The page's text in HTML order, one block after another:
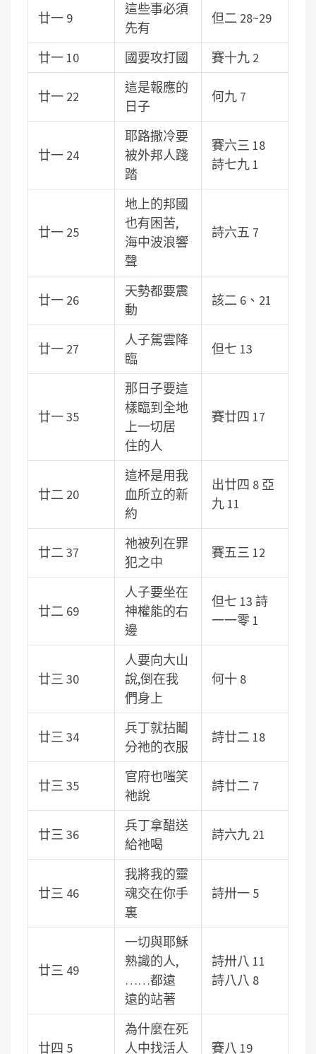
廿一 9
這些事必須
先有
但二 28~29
廿一 10 國要攻打國 賽十九 2
廿一 22
這是報應的
日子
何九 7
廿一 24
耶路撒冷要
被外邦人踐
踏
賽六三 18
詩七九 1
廿一 25
地上的邦國
也有困苦,
海中波浪響
聲
詩六五 7
廿一 26
天勢都要震
動
該二 6、21
廿一 27
人子駕雲降
臨
但七 13
廿一 35
那日子要這
樣臨到全地
上一切居
住的人
賽廿四 17
廿二 20
這杯是用我
血所立的新
約
出廿四 8 亞
九 11
廿二 37
祂被列在罪
犯之中
賽五三 12
廿二 69
人子要坐在
神權能的右
邊
但七 13 詩
一一零 1
廿三 30
人要向大山
說,倒在我
們身上
何十 8
廿三 34
兵丁就拈鬮
分祂的衣服
詩廿二 18
廿三 35
官府也嗤笑
祂說
詩廿二 7
廿三 36
兵丁拿醋送
給祂喝
詩六九 21
廿三 46
我將我的靈
魂交在你手
裏
詩卅一 5
廿三 49
一切與耶穌
熟識的人,
……都遠
遠的站著
詩卅八 11
詩八八 8
廿四 5
為什麼在死
人中找活人
賽八 19